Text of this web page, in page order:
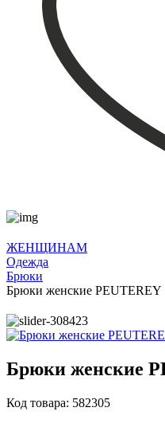
ЖЕНЩИНАМ
Одежда
Брюки
Брюки женские PEUTEREY
Брюки женские
Код товара: 582305